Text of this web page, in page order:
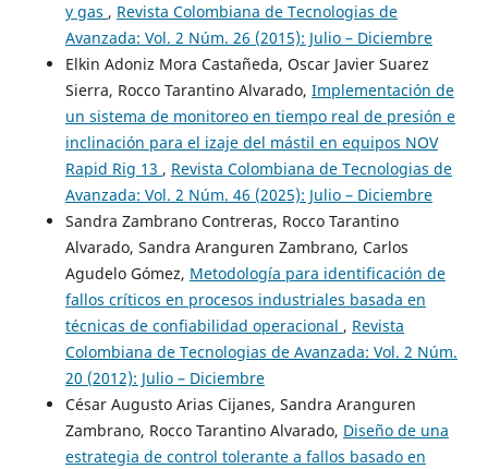
y gas , Revista Colombiana de Tecnologias de
Avanzada: Vol. 2 Núm. 26 (2015): Julio – Diciembre
Elkin Adoniz Mora Castañeda, Oscar Javier Suarez
Sierra, Rocco Tarantino Alvarado, Implementación de
un sistema de monitoreo en tiempo real de presión e
inclinación para el izaje del mástil en equipos NOV
Rapid Rig 13 , Revista Colombiana de Tecnologias de
Avanzada: Vol. 2 Núm. 46 (2025): Julio – Diciembre
Sandra Zambrano Contreras, Rocco Tarantino
Alvarado, Sandra Aranguren Zambrano, Carlos
Agudelo Gómez, Metodología para identificación de
fallos críticos en procesos industriales basada en
técnicas de confiabilidad operacional , Revista
Colombiana de Tecnologias de Avanzada: Vol. 2 Núm.
20 (2012): Julio – Diciembre
César Augusto Arias Cijanes, Sandra Aranguren
Zambrano, Rocco Tarantino Alvarado, Diseño de una
estrategia de control tolerante a fallos basado en